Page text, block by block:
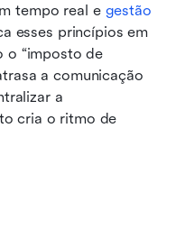
tempo real e gestão
esses princípios em
o “imposto de
a comunicação
a
cria o ritmo de